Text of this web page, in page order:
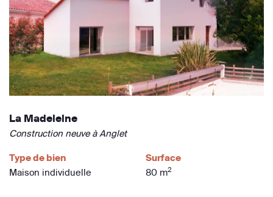
La Madeleine
Construction neuve à Anglet
Type de bien
Maison individuelle
Surface
80 m2